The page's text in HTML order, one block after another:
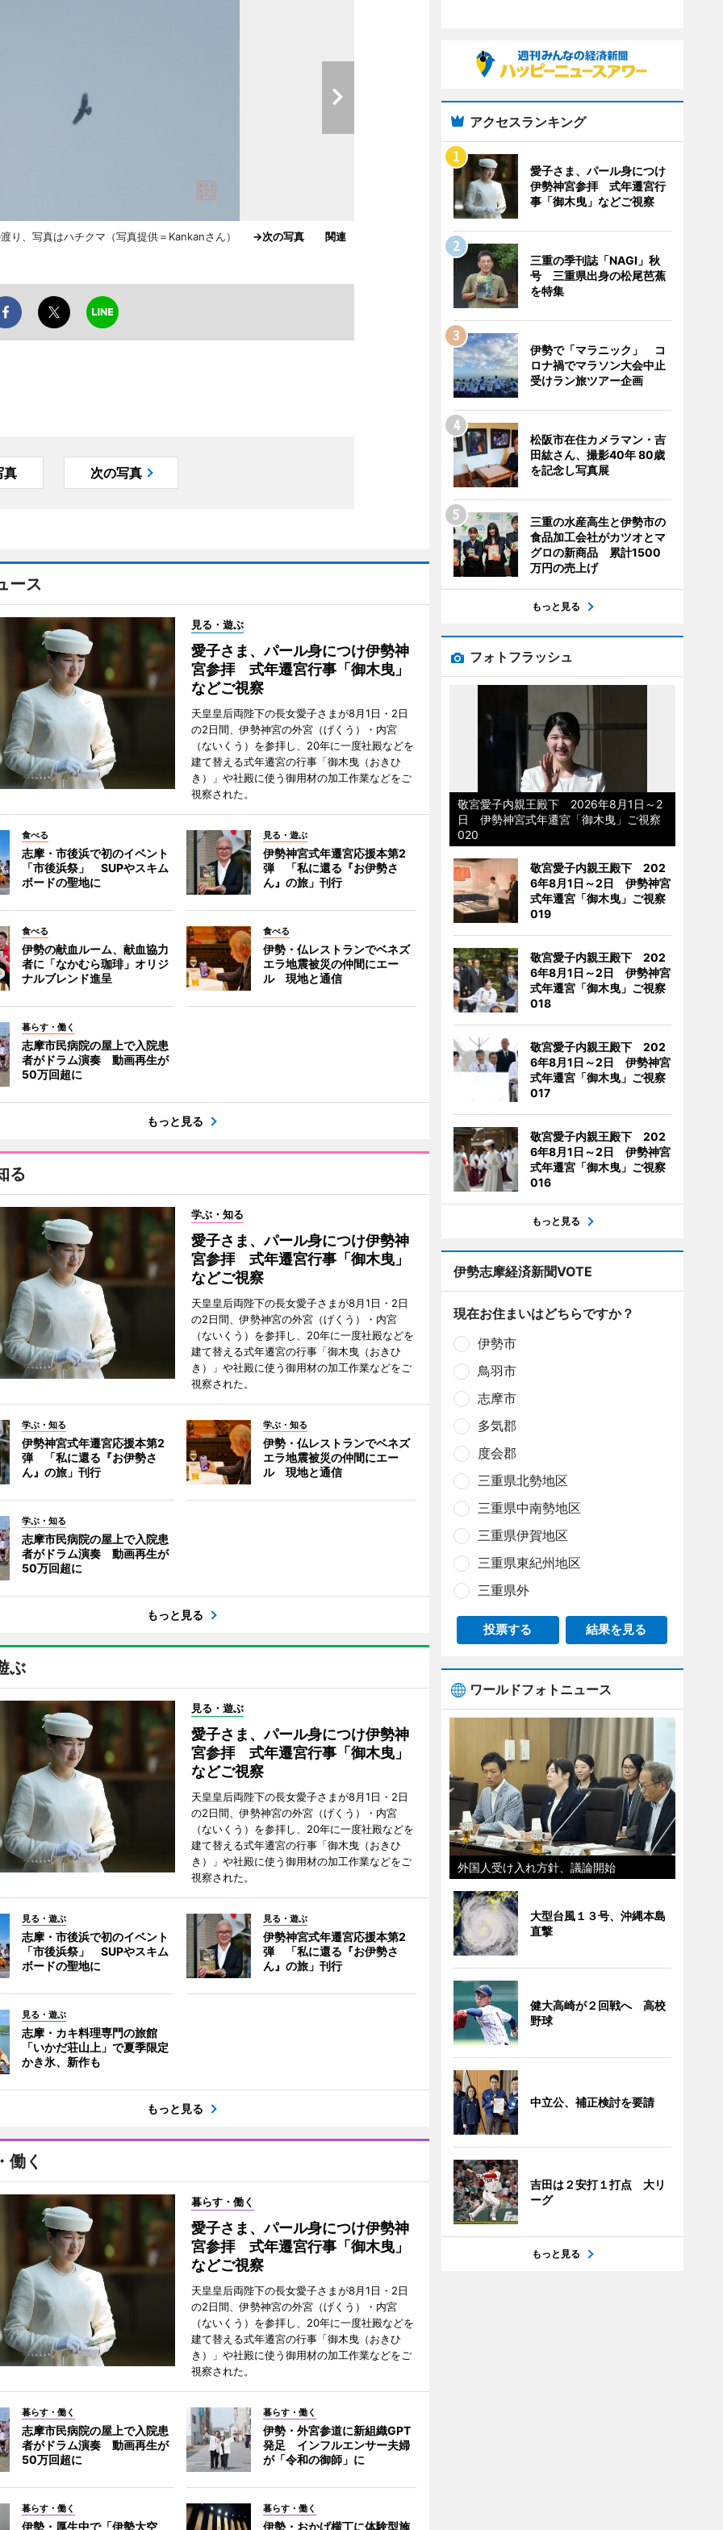
り、写真はハチクマ（写真提供＝Kankanさん） →次の写真 関連
真 次の写真
ース
見る・遊ぶ
愛子さま、パール身につけ伊勢神
宮参拝 式年遷宮行事「御木曳」
などご視察
天皇皇后両陛下の長女愛子さまが8月1日・2日
の2日間、伊勢神宮の外宮（げくう）・内宮
（ないくう）を参拝し、20年に一度社殿などを
建て替える式年遷宮の行事「御木曳（おきひ
き）」や社殿に使う御用材の加工作業などをご
視察された。
食べる
志摩・市後浜で初のイベント
「市後浜祭」 SUPやスキム
ボードの聖地に
見る・遊ぶ
伊勢神宮式年遷宮応援本第2
弾 「私に還る『お伊勢さ
ん』の旅」刊行
食べる
伊勢の献血ルーム、献血協力
者に「なかむら珈琲」オリジ
ナルブレンド進呈
食べる
伊勢・仏レストランでベネズ
エラ地震被災の仲間にエー
ル 現地と通信
暮らす・働く
志摩市民病院の屋上で入院患
者がドラム演奏 動画再生が
50万回超に
もっと見る
る
学ぶ・知る
愛子さま、パール身につけ伊勢神
宮参拝 式年遷宮行事「御木曳」
などご視察
天皇皇后両陛下の長女愛子さまが8月1日・2日
の2日間、伊勢神宮の外宮（げくう）・内宮
（ないくう）を参拝し、20年に一度社殿などを
建て替える式年遷宮の行事「御木曳（おきひ
き）」や社殿に使う御用材の加工作業などをご
視察された。
学ぶ・知る
伊勢神宮式年遷宮応援本第2
弾 「私に還る『お伊勢さ
ん』の旅」刊行
学ぶ・知る
伊勢・仏レストランでベネズ
エラ地震被災の仲間にエー
ル 現地と通信
学ぶ・知る
志摩市民病院の屋上で入院患
者がドラム演奏 動画再生が
50万回超に
もっと見る
ぶ
見る・遊ぶ
愛子さま、パール身につけ伊勢神
宮参拝 式年遷宮行事「御木曳」
などご視察
天皇皇后両陛下の長女愛子さまが8月1日・2日
の2日間、伊勢神宮の外宮（げくう）・内宮
（ないくう）を参拝し、20年に一度社殿などを
建て替える式年遷宮の行事「御木曳（おきひ
き）」や社殿に使う御用材の加工作業などをご
視察された。
見る・遊ぶ
志摩・市後浜で初のイベント
「市後浜祭」 SUPやスキム
ボードの聖地に
見る・遊ぶ
伊勢神宮式年遷宮応援本第2
弾 「私に還る『お伊勢さ
ん』の旅」刊行
見る・遊ぶ
志摩・カキ料理専門の旅館
「いかだ荘山上」で夏季限定
かき氷、新作も
もっと見る
働く
暮らす・働く
愛子さま、パール身につけ伊勢神
宮参拝 式年遷宮行事「御木曳」
などご視察
天皇皇后両陛下の長女愛子さまが8月1日・2日
の2日間、伊勢神宮の外宮（げくう）・内宮
（ないくう）を参拝し、20年に一度社殿などを
建て替える式年遷宮の行事「御木曳（おきひ
き）」や社殿に使う御用材の加工作業などをご
視察された。
暮らす・働く
志摩市民病院の屋上で入院患
者がドラム演奏 動画再生が
50万回超に
暮らす・働く
伊勢・外宮参道に新組織GPT
発足 インフルエンサー夫婦
が「令和の御師」に
暮らす・働く
伊勢・厚生中で「伊勢大空
暮らす・働く
伊勢・おかげ横丁に体験型施
アクセスランキング
愛子さま、パール身につけ
伊勢神宮参拝 式年遷宮行
事「御木曳」などご視察
三重の季刊誌「NAGI」秋
号 三重県出身の松尾芭蕉
を特集
伊勢で「マラニック」 コ
ロナ禍でマラソン大会中止
受けラン旅ツアー企画
松阪市在住カメラマン・吉
田紘さん、撮影40年 80歳
を記念し写真展
三重の水産高生と伊勢市の
食品加工会社がカツオとマ
グロの新商品 累計1500
万円の売上げ
もっと見る
フォトフラッシュ
敬宮愛子内親王殿下 2026年8月1日～2
日 伊勢神宮式年遷宮「御木曳」ご視察
020
敬宮愛子内親王殿下 202
6年8月1日～2日 伊勢神宮
式年遷宮「御木曳」ご視察
019
敬宮愛子内親王殿下 202
6年8月1日～2日 伊勢神宮
式年遷宮「御木曳」ご視察
018
敬宮愛子内親王殿下 202
6年8月1日～2日 伊勢神宮
式年遷宮「御木曳」ご視察
017
敬宮愛子内親王殿下 202
6年8月1日～2日 伊勢神宮
式年遷宮「御木曳」ご視察
016
もっと見る
伊勢志摩経済新聞VOTE
現在お住まいはどちらですか？
伊勢市
鳥羽市
志摩市
多気郡
度会郡
三重県北勢地区
三重県中南勢地区
三重県伊賀地区
三重県東紀州地区
三重県外
投票する 結果を見る
ワールドフォトニュース
外国人受け入れ方針、議論開始
大型台風１３号、沖縄本島
直撃
健大高崎が２回戦へ 高校
野球
中立公、補正検討を要請
吉田は２安打１打点 大リ
ーグ
もっと見る